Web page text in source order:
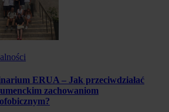
ERUA – Jak przeciwdziałać
zachowaniom